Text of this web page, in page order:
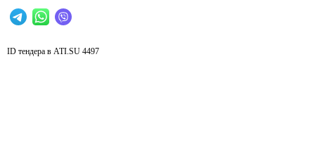
ID тендера в ATI.SU 4497